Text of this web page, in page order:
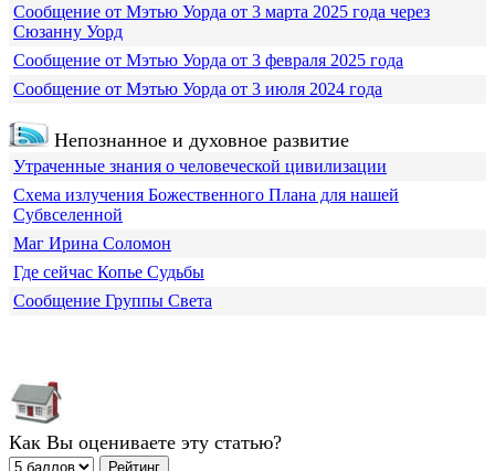
Сообщение от Мэтью Уорда от 3 марта 2025 года через
Сюзанну Уорд
Сообщение от Мэтью Уорда от 3 февраля 2025 года
Сообщение от Мэтью Уорда от 3 июля 2024 года
Непознанное и духовное развитие
Утраченные знания о человеческой цивилизации
Схема излучения Божественного Плана для нашей
Субвселенной
Маг Ирина Соломон
Где сейчас Копье Судьбы
Сообщение Группы Света
Как Вы оцениваете эту статью?